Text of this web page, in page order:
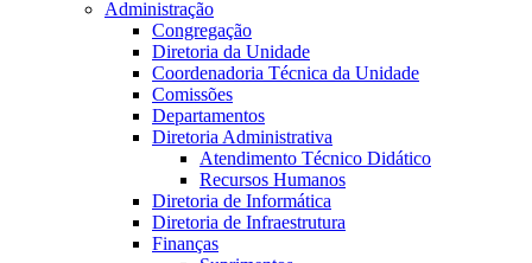
Administração
Congregação
Diretoria da Unidade
Coordenadoria Técnica da Unidade
Comissões
Departamentos
Diretoria Administrativa
Atendimento Técnico Didático
Recursos Humanos
Diretoria de Informática
Diretoria de Infraestrutura
Finanças